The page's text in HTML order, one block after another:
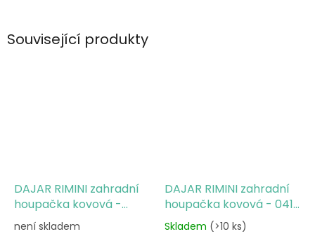
Související produkty
DAJAR RIMINI zahradní
houpačka kovová -
030-05
není skladem
DAJAR RIMINI zahradní
houpačka kovová - 041-
06
Skladem (>10 ks)